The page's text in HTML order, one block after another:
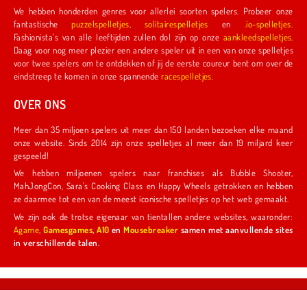
We hebben honderden genres voor allerlei soorten spelers. Probeer onze
fantastischepuzzelspelletjes solitairespelletjes en .io-spelletjes
Fashionista's van alle leeftijden zullen dol zijn op onze aankleedspelletjes
Daag voor nog meer plezier een andere speler uit in een van onze spelletjes
voor twee spelers om te ontdekken of jij de eerste coureur bent om over de
eindstreep te komen in onze spannenderacespelletjes
OVER ONS
Meer dan 35 miljoen spelers uit meer dan 150 landen bezoeken elke maand
onze website. Sinds 2014 zijn onze spelletjes al meer dan 19 miljard keer
gespeeld!
We hebben miljoenen spelers naar franchises als Bubble Shooter,
MahJongCon, Sara's Cooking Class en Happy Wheels getrokken en hebben
ze daarmee tot een van de meest iconische spelletjes op het web gemaakt.
We zijn ook de trotse eigenaar van tientallen andere websites, waaronder:
Agame ,Gamesgames,A10 enMousebreaker samen met aanvullende sites
in verschillende talen.